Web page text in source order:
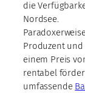
die
Nordsee.
Produzent und
einem Preis
rentabel
umfassende